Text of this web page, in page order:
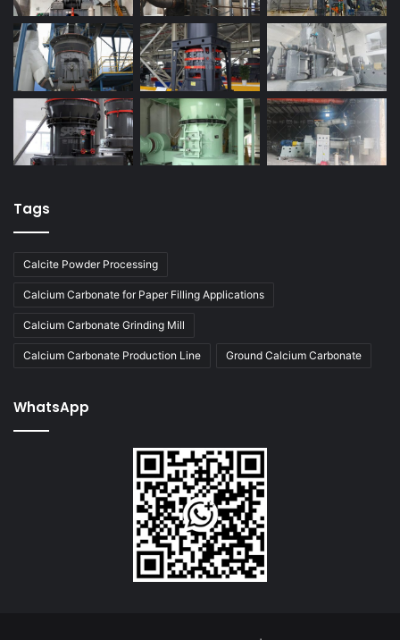
Tags
Calcite Powder Processing
Calcium Carbonate for Paper Filling Applications
Calcium Carbonate Grinding Mill
Calcium Carbonate Production Line Ground Calcium Carbonate
WhatsApp